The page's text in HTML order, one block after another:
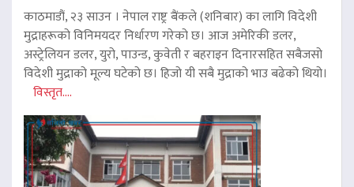
काठमाडौं, २३ साउन । नेपाल राष्ट्र बैंकले (शनिबार) का लागि विदेशी
मुद्राहरूको विनिमयदर निर्धारण गरेको छ। आज अमेरिकी डलर,
अस्ट्रेलियन डलर, युरो, पाउन्ड, कुवेती र बहराइन दिनारसहित सबैजसो
विदेशी मुद्राको मूल्य घटेको छ। हिजो यी सबै मुद्राको भाउ बढेको थियो।
विस्तृत....